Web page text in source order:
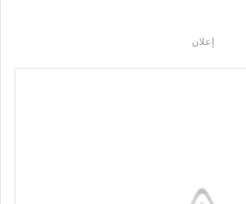
إعلان